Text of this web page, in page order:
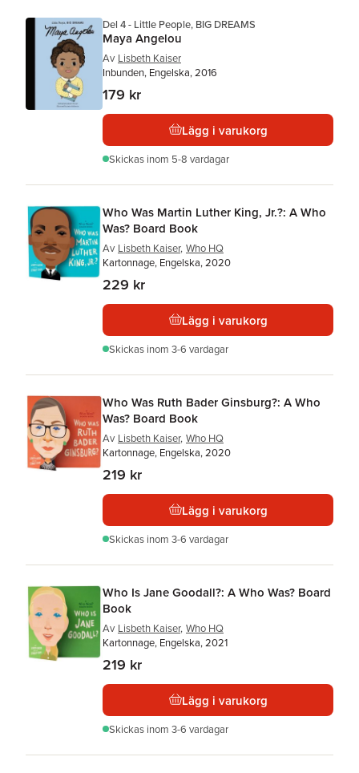
Del 4 - Little People, BIG DREAMS
Maya Angelou
Av Lisbeth Kaiser
Inbunden, Engelska, 2016
179 kr
Lägg i varukorg
Skickas inom 5-8 vardagar
Who Was Martin Luther King, Jr.?: A Who
Was? Board Book
Av Lisbeth Kaiser, Who HQ
Kartonnage, Engelska, 2020
229 kr
Lägg i varukorg
Skickas inom 3-6 vardagar
Who Was Ruth Bader Ginsburg?: A Who
Was? Board Book
Av Lisbeth Kaiser, Who HQ
Kartonnage, Engelska, 2020
219 kr
Lägg i varukorg
Skickas inom 3-6 vardagar
Who Is Jane Goodall?: A Who Was? Board
Book
Av Lisbeth Kaiser, Who HQ
Kartonnage, Engelska, 2021
219 kr
Lägg i varukorg
Skickas inom 3-6 vardagar